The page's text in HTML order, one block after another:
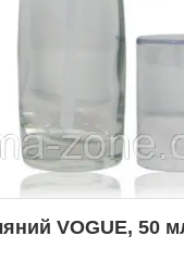
VOGUE, 50